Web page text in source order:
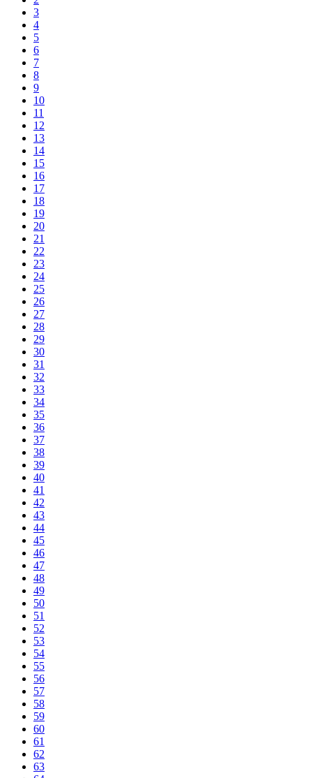
3
4
5
6
7
8
9
10
11
12
13
14
15
16
17
18
19
20
21
22
23
24
25
26
27
28
29
30
31
32
33
34
35
36
37
38
39
40
41
42
43
44
45
46
47
48
49
50
51
52
53
54
55
56
57
58
59
60
61
62
63